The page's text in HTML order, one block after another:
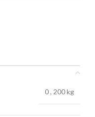
0, 200 kg